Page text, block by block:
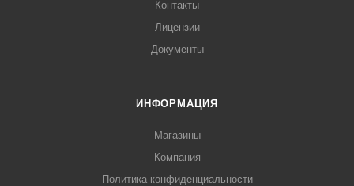
Контакты
Лицензии
Документы
ИНФОРМАЦИЯ
Магазины
Компания
Политика конфиденциальности